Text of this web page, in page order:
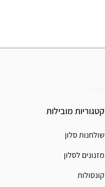
קטגוריות מובילות
שולחנות סלון
מזנונים לסלון
קונסולות